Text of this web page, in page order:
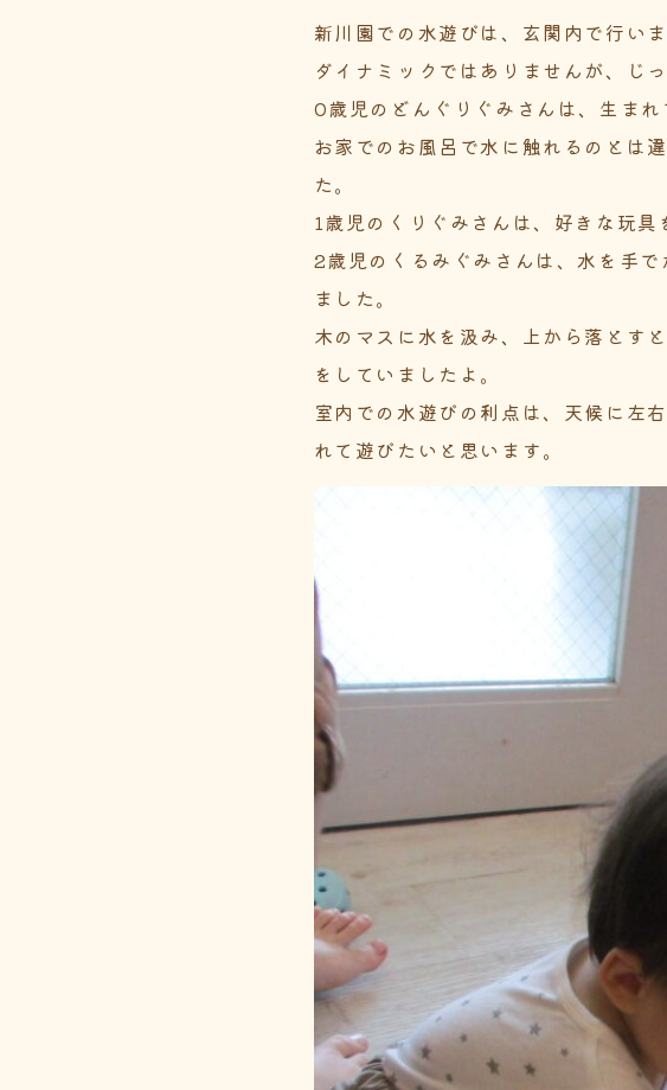
新川園での水遊びは、玄関内で行いま
ダイナミックではありませんが、じ
0歳児のどんぐりぐみさんは、生まれ
お家でのお風呂で水に触れるのとは
た。
1歳児のくりぐみさんは、好きな玩具
2歳児のくるみぐみさんは、水を手
ました。
木のマスに水を汲み、上から落とす
をしていましたよ。
室内での水遊びの利点は、天候に左
れて遊びたいと思います。